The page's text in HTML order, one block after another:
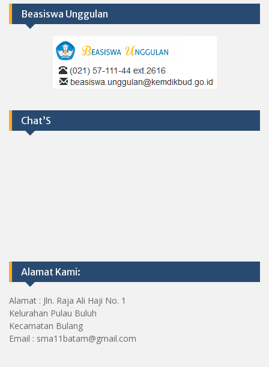
Beasiswa Unggulan
Chat’S
Alamat Kami:
Alamat : Jln. Raja Ali Haji No. 1
Kelurahan Pulau Buluh
Kecamatan Bulang
Email : sma11batam@gmail.com